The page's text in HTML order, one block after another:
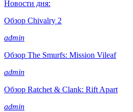
Новости дня:
Обзор Chivalry 2
admin
Обзор The Smurfs: Mission Vileaf
admin
Обзор Ratchet & Clank: Rift Apart
admin